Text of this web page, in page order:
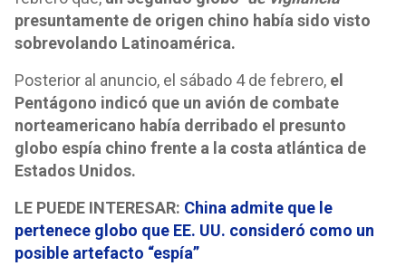
presuntamente de origen chino había sido visto
sobrevolando Latinoamérica.
Posterior al anuncio, el sábado 4 de febrero, el
Pentágono indicó que un avión de combate
norteamericano había derribado el presunto
globo espía chino frente a la costa atlántica de
Estados Unidos.
LE PUEDE INTERESAR: China admite que le
pertenece globo que EE. UU. consideró como un
posible artefacto “espía”